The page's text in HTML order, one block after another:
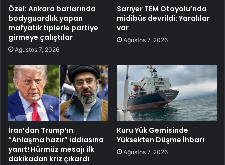
Özel: Ankara barlarında
bodyguardlık yapan
mafyatik tiplerle partiye
girmeye çalıştılar
Ağustos 7, 2026
Sarıyer TEM Otoyolu’nda
midibüs devrildi: Yaralılar
var
Ağustos 7, 2026
İran’dan Trump’ın
“Anlaşma hazır” iddiasına
yanıt! Hürmüz mesajı ilk
dakikadan kriz çıkardı
Kuru Yük Gemisinde
Yüksekten Düşme İhbarı
Ağustos 7, 2026